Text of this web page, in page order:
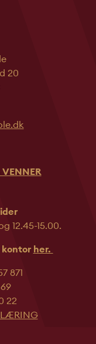
20
VENNER
12.45-15.00.
kontor her.
871
22